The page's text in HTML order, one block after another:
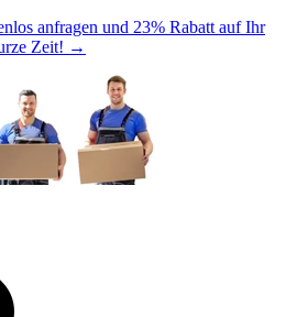
anfragen und 23% Rabatt auf Ihr
Zeit! →